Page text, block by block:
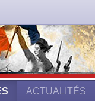
ACTUALITÉS